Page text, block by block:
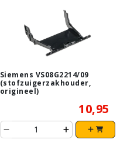
Siemens VS08G2214/09
(stofzuigerzakhouder,
origineel)
10,95